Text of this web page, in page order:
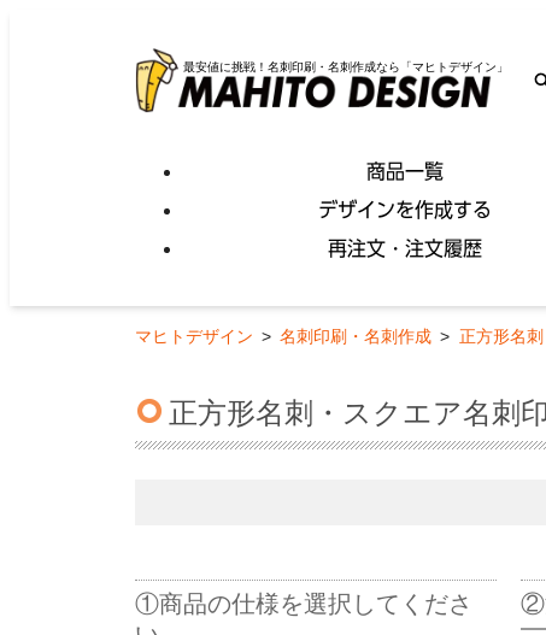
最安値に挑戦！名刺印刷・名刺作成なら「マヒトデザイン」
商品一覧
デザインを作成する
再注文・注文履歴
マヒトデザイン > 名刺印刷・名刺作成 > 正方形名
正方形名刺・スクエア名刺
①商品の仕様を選択してくださ
②